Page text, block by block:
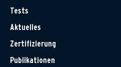
Tests
Aktuelles
Zertifizierung
Publikationen